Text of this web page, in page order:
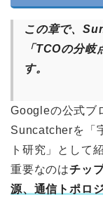
この章で、
「TCOの分
す。
Googleの公式ブ
Suncatcherを「
ト研究」として
重要なのはチッ
源、通信トポロ